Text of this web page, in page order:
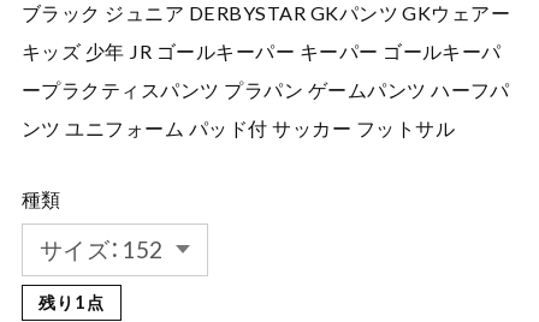
ブラック ジュニア DERBYSTAR GKパンツ GKウェアー
キッズ 少年 JR ゴールキーパー キーパー ゴールキーパ
ープラクティスパンツ プラパン ゲームパンツ ハーフパ
ンツ ユニフォーム パッド付 サッカー フットサル
種類
残り1点